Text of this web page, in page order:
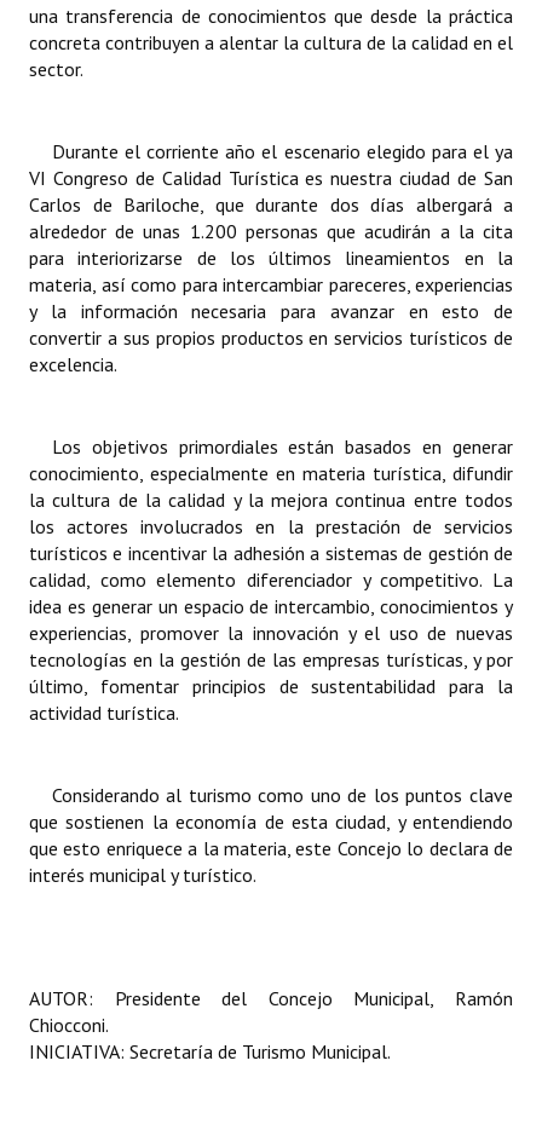
una transferencia de conocimientos que desde la práctica
concreta contribuyen a alentar la cultura de la calidad en el
sector.
Durante el corriente año el escenario elegido para el ya
VI Congreso de Calidad Turística es nuestra ciudad de San
Carlos de Bariloche, que durante dos días albergará a
alrededor de unas 1.200 personas que acudirán a la cita
para interiorizarse de los últimos lineamientos en la
materia, así como para intercambiar pareceres, experiencias
y la información necesaria para avanzar en esto de
convertir a sus propios productos en servicios turísticos de
excelencia.
Los objetivos primordiales están basados en generar
conocimiento, especialmente en materia turística, difundir
la cultura de la calidad y la mejora continua entre todos
los actores involucrados en la prestación de servicios
turísticos e incentivar la adhesión a sistemas de gestión de
calidad, como elemento diferenciador y competitivo. La
idea es generar un espacio de intercambio, conocimientos y
experiencias, promover la innovación y el uso de nuevas
tecnologías en la gestión de las empresas turísticas, y por
último, fomentar principios de sustentabilidad para la
actividad turística.
Considerando al turismo como uno de los puntos clave
que sostienen la economía de esta ciudad, y entendiendo
que esto enriquece a la materia, este Concejo lo declara de
interés municipal y turístico.
AUTOR: Presidente del Concejo Municipal, Ramón
Chiocconi.
INICIATIVA: Secretaría de Turismo Municipal.